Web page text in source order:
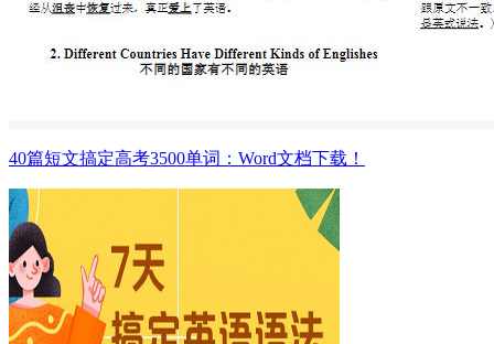
40篇短文搞定高考3500单词：Word文档下载！